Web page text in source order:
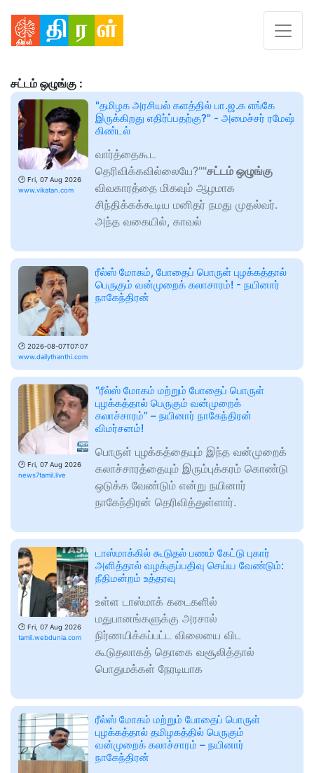
சட்டம் ஒழுங்கு :
🕑 Fri, 07 Aug 2026
www.vikatan.com
"தமிழக அரசியல் களத்தில் பா.ஜ.க எங்கே
இருக்கிறது எதிர்ப்பதற்கு?" - அமைச்சர் ரமேஷ்
கிண்டல்
வார்த்தைகூட
தெரிவிக்கவில்லையே?""சட்டம் ஒழுங்கு
விவகாரத்தை மிகவும் ஆழமாக
சிந்திக்கக்கூடிய மனிதர் நமது முதல்வர்.
அந்த வகையில், காவல்
🕑 2026-08-07T07:07
www.dailythanthi.com
ரீல்ஸ் மோகம், போதைப் பொருள் புழக்கத்தால்
பெருகும் வன்முறைக் கலாசாரம்! - நயினார்
நாகேந்திரன்
🕑 Fri, 07 Aug 2026
news7tamil.live
“ரீல்ஸ் மோகம் மற்றும் போதைப் பொருள்
புழக்கத்தால் பெருகும் வன்முறைக்
கலாச்சாரம்” – நயினார் நாகேந்திரன்
விமர்சனம்!
பொருள் புழக்கத்தையும் இந்த வன்முறைக்
கலாச்சாரத்தையும் இரும்புக்கரம் கொண்டு
ஒடுக்க வேண்டும் என்று நயினார்
நாகேந்திரன் தெரிவித்துள்ளார்.
🕑 Fri, 07 Aug 2026
tamil.webdunia.com
டாஸ்மாக்கில் கூடுதல் பணம் கேட்டு புகார்
அளித்தால் வழக்குப்பதிவு செய்ய வேண்டும்:
நீதிமன்றம் உத்தரவு
உள்ள டாஸ்மாக் கடைகளில்
மதுபானங்களுக்கு அரசால்
நிர்ணயிக்கப்பட்ட விலையை விட
கூடுதலாகத் தொகை வசூலித்தால்
பொதுமக்கள் நேரடியாக
ரீல்ஸ் மோகம் மற்றும் போதைப் பொருள்
புழக்கத்தால் தமிழகத்தில் பெருகும்
வன்முறைக் கலாச்சாரம் – நயினார்
நாகேந்திரன்